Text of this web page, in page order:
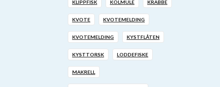
KLIPPFISK KOLMULE KRABBE
KVOTE KVOTEMELDING
KVOTEMELDING KYSTFLÅTEN
KYSTTORSK LODDEFISKE
MAKRELL